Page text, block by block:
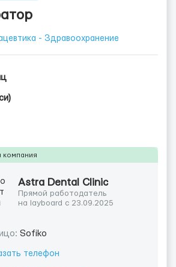
- Здравоохранение
компания
Astra Dental Clinic
Прямой работодатель
на layboard с 23.09.2025
Sofiko
телефон